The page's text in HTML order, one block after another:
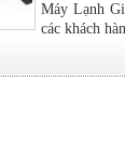
Máy Lạnh
các khách